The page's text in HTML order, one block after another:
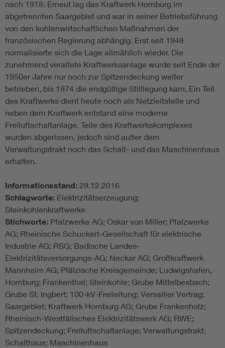
nach 1918. Erneut lag das Kraftwerk Homburg im
abgetrennten Saargebiet und war in seiner Betriebsführung
von den kohlenwirtschaftlichen Maßnahmen der
französischen Regierung abhängig. Erst seit 1948
normalisierte sich die Lage allmählich wieder. Die
zunehmend veraltete Kraftwerksanlage wurde seit Ende der
1950er Jahre nur noch zur Spitzendeckung weiter
betrieben, bis 1974 die endgültige Stilllegung kam. Ein Teil
des Kraftwerks dient heute noch als Netzleitstelle und
neben dem Kraftwerk entstand eine moderne
Freiluftschaltanlage. Teile des Kraftwerkskomplexes
wurden abgerissen, jedoch sind außer dem
Verwaltungstrakt noch das Schalt- und das Maschinenhaus
erhalten.
Informationsstand: 29.12.2016
Schlagworte: Elektrizitätserzeugung;
Steinkohlenkraftwerke
Stichworte: Pfalzwerke AG; Oskar von Miller; Pfalzwerke
AG; Rheinische Schuckert-Gesellschaft für elektrische
Industrie AG; RSG; Badische Landes-
Elektrizitätsversorgungs-AG; Neckar AG; Großkraftwerk
Mannheim AG; Pfälzische Kreisgemeinde; Ludwigshafen,
Homburg; Frankenthal; Steinkohle; Grube Mittelbexbach;
Grube St. Ingbert; 100-kV-Freileitung; Versailler Vertrag;
Saargebiet; Kraftwerk Homburg AG; Grube Frankenholz;
Rheinisch-Westfälisches Elektrizitätswerk AG; RWE;
Spitzendeckung; Freiluftschaltanlage; Verwaltungstrakt;
Schalthaus; Maschinenhaus